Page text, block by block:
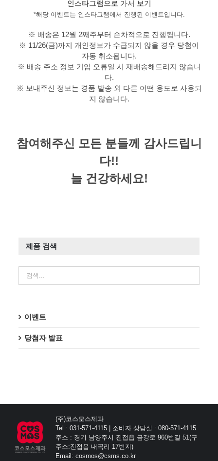
인스타그램으로 가서 보기
*해당 이벤트는 인스타그램에서 진행된 이벤트입니다.
※ 배송은 12월 2째주부터 순차적으로 진행됩니다.
※ 11/26(금)까지 개인정보가 수급되지 않을 경우 당첨이
자동 취소됩니다.
※ 배송 주소 정보 기입 오류일 시 재배송해드리지 않습니
다.
※ 보내주신 정보는 경품 발송 외 다른 어떤 용도로 사용되
지 않습니다.
참여해주신 모든 분들께 감사드립니
다!!
늘 건강하세요!
제품 검색
이벤트
당첨자 발표
(주)코스모스제과
Tel : 031-571-4115 | 소비자 상담실 : 080-571-4115
주소 : 경기 남양주시 진접읍 금강로 960번길 51(구
주소:진접읍 내곡리 17번지)
Email: cosmos@csms.co.kr